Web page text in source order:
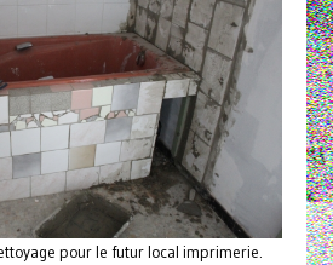
pour le futur local imprimerie.